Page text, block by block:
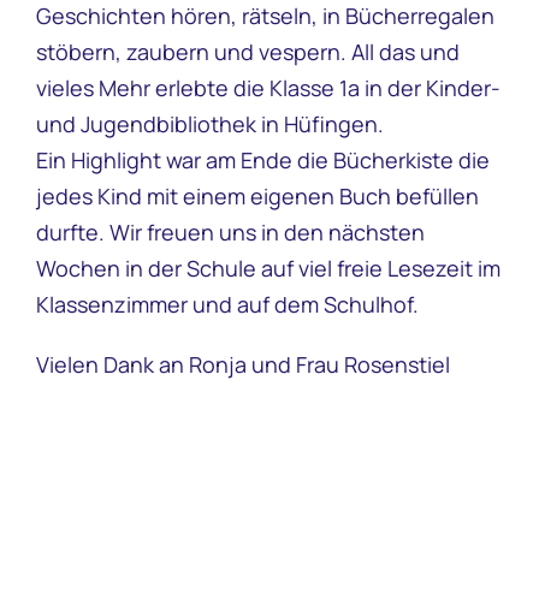
Geschichten hören, rätseln, in Bücherregalen
stöbern, zaubern und vespern. All das und
vieles Mehr erlebte die Klasse 1a in der Kinder-
und Jugendbibliothek in Hüfingen.
Ein Highlight war am Ende die Bücherkiste die
jedes Kind mit einem eigenen Buch befüllen
durfte. Wir freuen uns in den nächsten
Wochen in der Schule auf viel freie Lesezeit im
Klassenzimmer und auf dem Schulhof.
Vielen Dank an Ronja und Frau Rosenstiel